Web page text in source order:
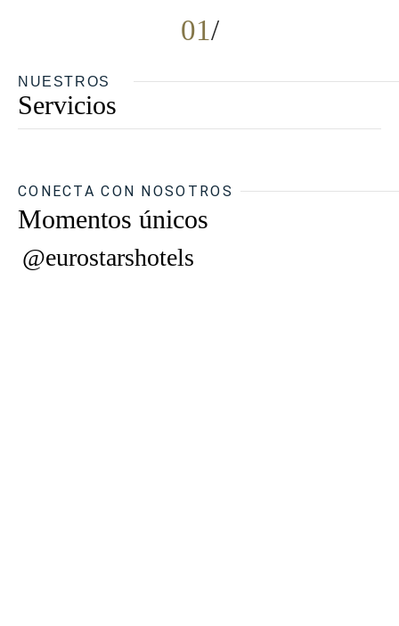
01
NUESTROS
Servicios
CONECTA CON NOSOTROS
Momentos únicos
@eurostarshotels